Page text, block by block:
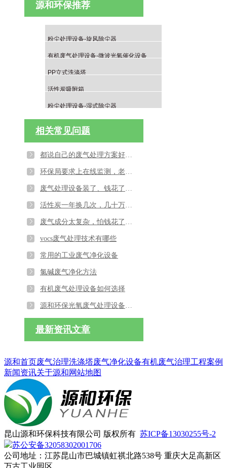
源和环保推荐
粉尘处理设备-旋风除尘器
有机废气处理设备-微波光氧催化设备
PP立式洗涤塔
活性炭吸附箱
粉尘处理设备-湿式除尘器
相关常见问题
都说自己的废气处理方案好，不懂技术怕被忽悠怎么办？
环保局要求上在线监测，老系统接不上？源和环保帮你的废气处理设备升级
废气处理设备装了、钱花了，居民还是堵门投诉？源和环保帮您解决
活性炭一年换几次，几十万烧得心疼？源和环保帮您从“耗材无底洞”到“长效省钱模式”
废气成分太复杂，怕钱花了还达标不了？源和用“诊断式”治理终结试错成本
vocs废气处理技术有哪些
常用的工业废气净化设备
氯碱废气净化方法
有机废气处理设备如何选择
源和环保光氧废气处理设备有哪些特点
最新资讯文章
源和首页废气治理洗涤塔废气净化设备有机废气治理工程案例
新闻资讯关于源和网站地图
昆山源和环保科技有限公司 版权所有 苏ICP备13030255号-2
苏公安备32058302001706
公司地址：江苏昆山市巴城镇虹祺北路538号 重庆大足高新区
万古工业园区